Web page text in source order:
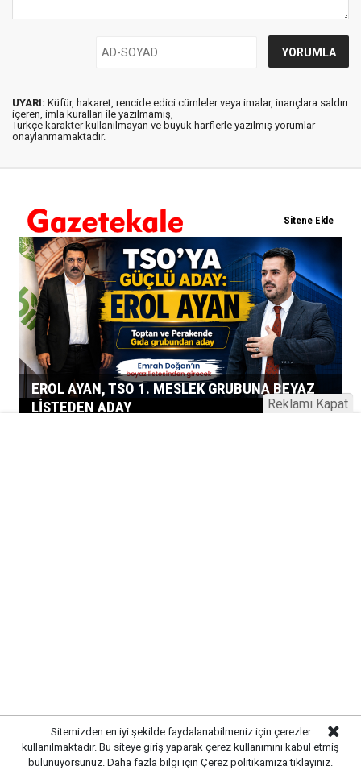
UYARI: Küfür, hakaret, rencide edici cümleler veya imalar, inançlara saldırı
içeren, imla kuralları ile yazılmamış,
Türkçe karakter kullanılmayan ve büyük harflerle yazılmış yorumlar
onaylanmamaktadır.
Yayınlanma: 07 Ağustos 2026 Cuma 13:07
Sitemizden en iyi şekilde faydalanabilmeniz için çerezler
kullanılmaktadır. Bu siteye giriş yaparak çerez kullanımını kabul etmiş
bulunuyorsunuz. Daha fazla bilgi için Çerez politikamıza tıklayınız.
Reklamı Kapat